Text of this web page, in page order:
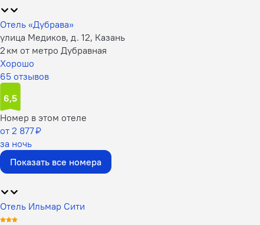
Отель «Дубрава»
улица Медиков, д. 12, Казань
2 км от метро Дубравная
Хорошо
65 отзывов
6,5
Номер в этом отеле
от 2 877 ₽
за ночь
Показать все номера
Отель Ильмар Сити